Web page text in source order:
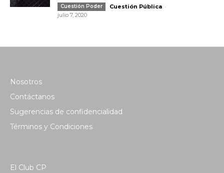
Cuestión Poder Cuestión Pública -
julio 7, 2020
Nosotros
Contáctanos
Sugerencias de confidencialidad
Términos y Condiciones
El Club CP